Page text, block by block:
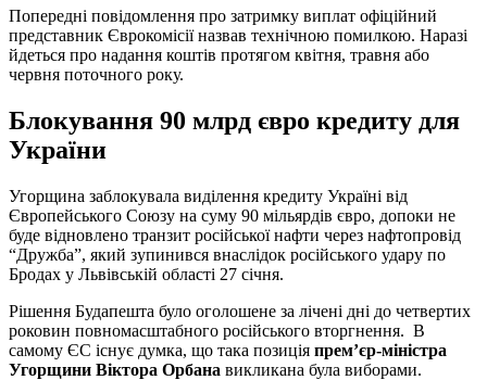
Попередні повідомлення про затримку виплат офіційний
представник Єврокомісії назвав технічною помилкою. Наразі
йдеться про надання коштів протягом квітня, травня або
червня поточного року.
Блокування 90 млрд євро кредиту для
України
Угорщина заблокувала виділення кредиту Україні від
Європейського Союзу на суму 90 мільярдів євро, допоки не
буде відновлено транзит російської нафти через нафтопровід
“Дружба”, який зупинився внаслідок російського удару по
Бродах у Львівській області 27 січня.
Рішення Будапешта було оголошене за лічені дні до четвертих
роковин повномасштабного російського вторгнення. В
самому ЄС існує думка, що така позиція прем’єр-міністра
Угорщини Віктора Орбана викликана була виборами.